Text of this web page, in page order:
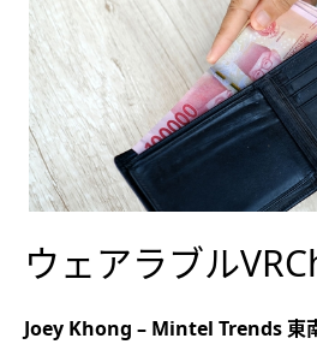
ウェアラブル
Joey Khong – Mintel Trends 東